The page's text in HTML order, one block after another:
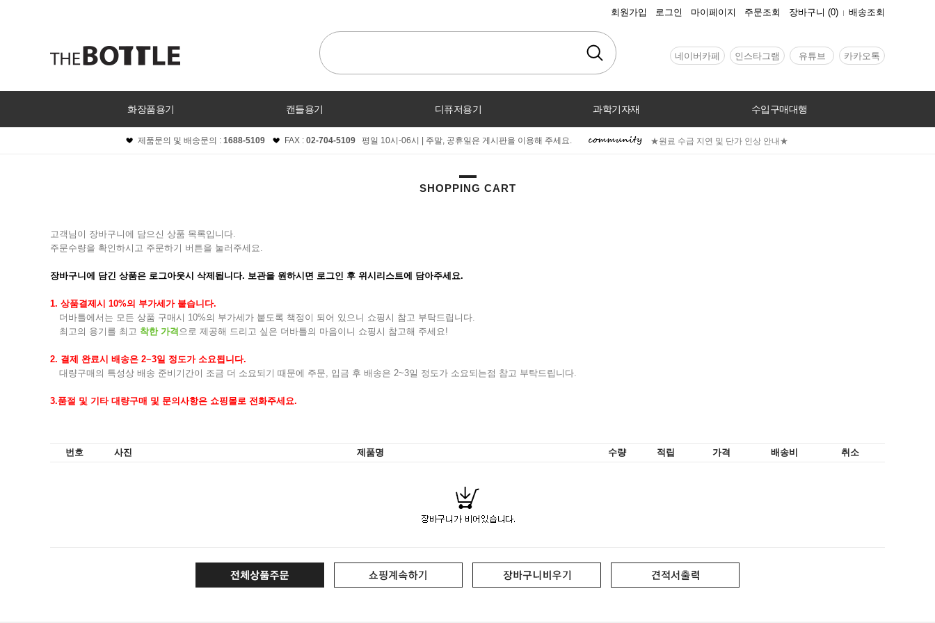
회원가입 로그인 마이페이지 주문조회 장바구니 (0) 배송조회
네이버카페 인스타그램 유튜브 카카오톡
화장품용기 캔들용기 디퓨저용기 과학기자재 수입구매대행
커뮤니티
제품문의 및 배송문의 : 1688-5109 FAX : 02-704-5109평일 10시-06시 | 주말, 공휴일은 게시판을 이용해 주세요. ★원료 수급 지연 및 단가 인상 안내★
SHOPPING CART
고객님이 장바구니에 담으신 상품 목록입니다.
주문수량을 확인하시고 주문하기 버튼을 눌러주세요.
장바구니에 담긴 상품은 로그아웃시 삭제됩니다. 보관을 원하시면 로그인 후 위시리스트에 담아주세요.
1. 상품결제시 10%의 부가세가 붙습니다.
더바틀에서는 모든 상품 구매시 10%의 부가세가 붙도록 책정이 되어 있으니 쇼핑시 참고 부탁드립니다.
최고의 용기를 최고 착한 가격 으로 제공해 드리고 싶은 더바틀의 마음이니 쇼핑시 참고해 주세요!
2. 결제 완료시 배송은 2~3일 정도가 소요됩니다.
대량구매의 특성상 배송 준비기간이 조금 더 소요되기 때문에 주문, 입금 후 배송은 2~3일 정도가 소요되는점 참고 부탁드립니다.
3.품절 및 기타 대량구매 및 문의사항은 쇼핑몰로 전화주세요.
번호 사진 제품명 수량 적립 가격 배송비 취소